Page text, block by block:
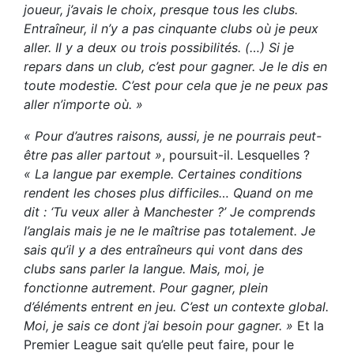
joueur, j’avais le choix, presque tous les clubs.
Entraîneur, il n’y a pas cinquante clubs où je peux
aller. Il y a deux ou trois possibilités. (…) Si je
repars dans un club, c’est pour gagner. Je le dis en
toute modestie. C’est pour cela que je ne peux pas
aller n’importe où. »
« Pour d’autres raisons, aussi, je ne pourrais peut-
être pas aller partout », poursuit-il. Lesquelles ?
« La langue par exemple. Certaines conditions
rendent les choses plus difficiles… Quand on me
dit : ‘Tu veux aller à Manchester ?’ Je comprends
l’anglais mais je ne le maîtrise pas totalement. Je
sais qu’il y a des entraîneurs qui vont dans des
clubs sans parler la langue. Mais, moi, je
fonctionne autrement. Pour gagner, plein
d’éléments entrent en jeu. C’est un contexte global.
Moi, je sais ce dont j’ai besoin pour gagner. » Et la
Premier League sait qu’elle peut faire, pour le